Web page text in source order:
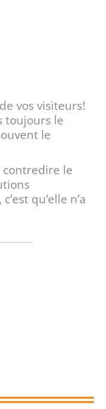
vos visiteurs!
toujours le
le
contredire le
qu’elle n’a